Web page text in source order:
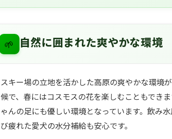
🌱 自然に囲まれた爽やかな環境
スキー場の立地を活かした高原の爽やかな環境
候で、春にはコスモスの花を楽しむこともでき
ゃんの足にも優しい環境となっています。飲み
び疲れた愛犬の水分補給も安心です。